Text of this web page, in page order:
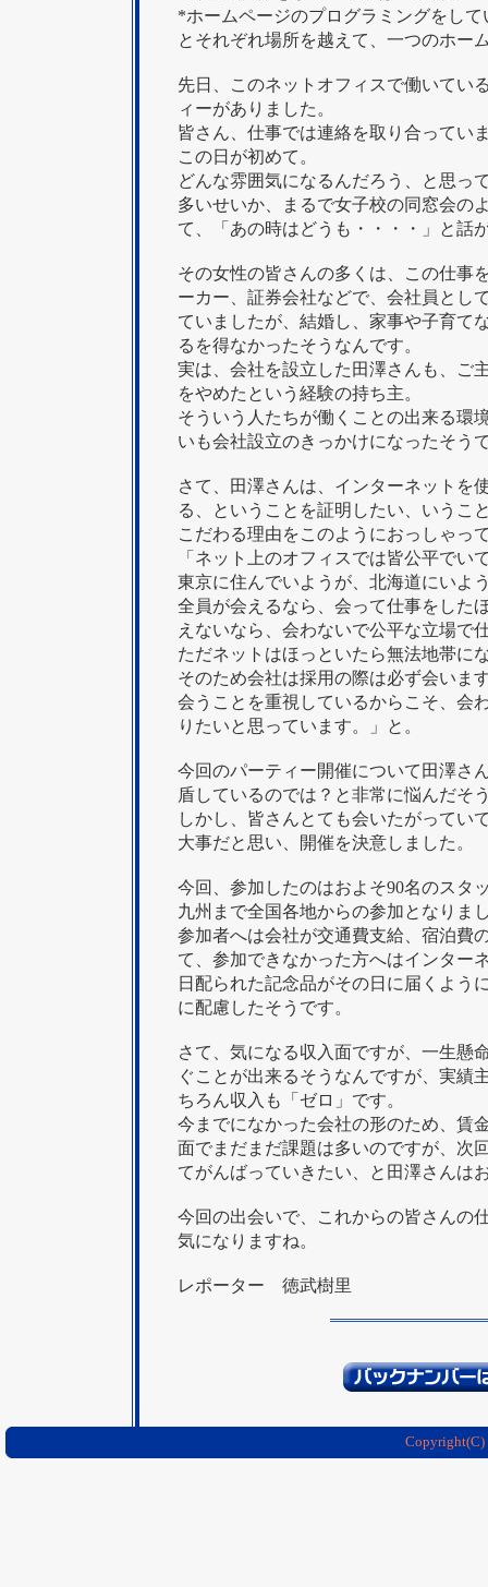
*ホームページのプログラミングをし
とそれぞれ場所を越えて、一つのホー
先日、このネットオフィスで働いてい
ィーがありました。
皆さん、仕事では連絡を取り合ってい
この日が初めて。
どんな雰囲気になるんだろう、と思っ
多いせいか、まるで女子校の同窓会の
て、「あの時はどうも・・・・」と話
その女性の皆さんの多くは、この仕事
ーカー、証券会社などで、会社員とし
ていましたが、結婚し、家事や子育て
るを得なかったそうなんです。
実は、会社を設立した田澤さんも、ご
をやめたという経験の持ち主。
そういう人たちが働くことの出来る環
いも会社設立のきっかけになったそう
さて、田澤さんは、インターネットを
る、ということを証明したい、いうこ
こだわる理由をこのようにおっしゃっ
「ネット上のオフィスでは皆公平でい
東京に住んでいようが、北海道にいよ
全員が会えるなら、会って仕事をした
えないなら、会わないで公平な立場で
ただネットはほっといたら無法地帯に
そのため会社は採用の際は必ず会いま
会うことを重視しているからこそ、会
りたいと思っています。」と。
今回のパーティー開催について田澤さ
盾しているのでは？と非常に悩んだそ
しかし、皆さんとても会いたがってい
大事だと思い、開催を決意しました。
今回、参加したのはおよそ90名のスタ
九州まで全国各地からの参加となりま
参加者へは会社が交通費支給、宿泊費
て、参加できなかった方へはインター
日配られた記念品がその日に届くよう
に配慮したそうです。
さて、気になる収入面ですが、一生懸
ぐことが出来るそうなんですが、実績
ちろん収入も「ゼロ」です。
今までになかった会社の形のため、賃
面でまだまだ課題は多いのですが、次
てがんばっていきたい、と田澤さんは
今回の出会いで、これからの皆さんの
気になりますね。
レポーター 徳武樹里
Copyright(C)